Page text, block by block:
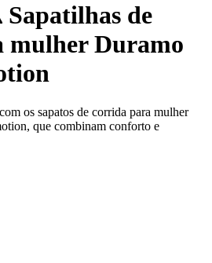
Sapatilhas de
mulher Duramo
os sapatos de corrida para mulher
que combinam conforto e